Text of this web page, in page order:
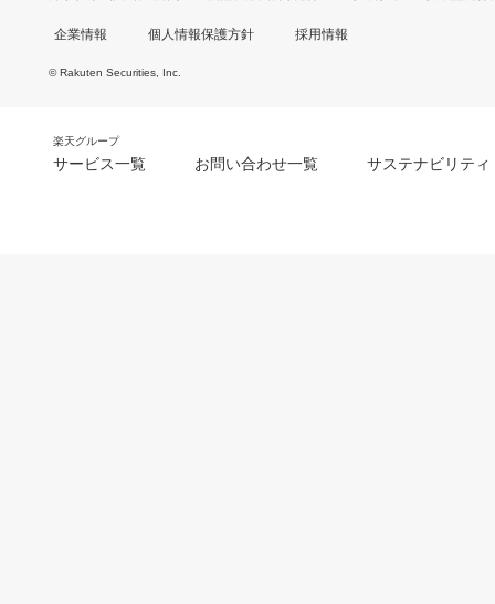
企業情報 個人情報保護方針 採用情報
© Rakuten Securities, Inc.
楽天グループ
サービス一覧 お問い合わせ一覧 サステナビリティ